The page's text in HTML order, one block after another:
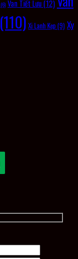
(6) Van Tiết Lưu (12)
(110) Xi Lanh Kẹp (9) Xy